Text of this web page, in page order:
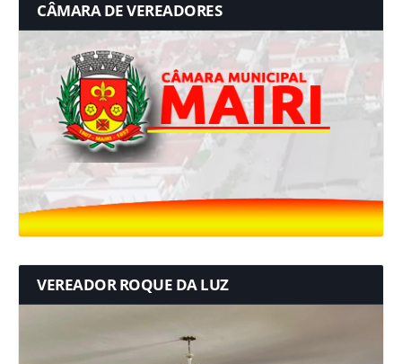
CÂMARA DE VEREADORES
VEREADOR ROQUE DA LUZ